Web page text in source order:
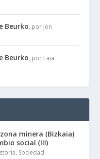
Beurko, por Jon
Beurko, por Laia
minera (Bizkaia)
social (III)
, Sociedad